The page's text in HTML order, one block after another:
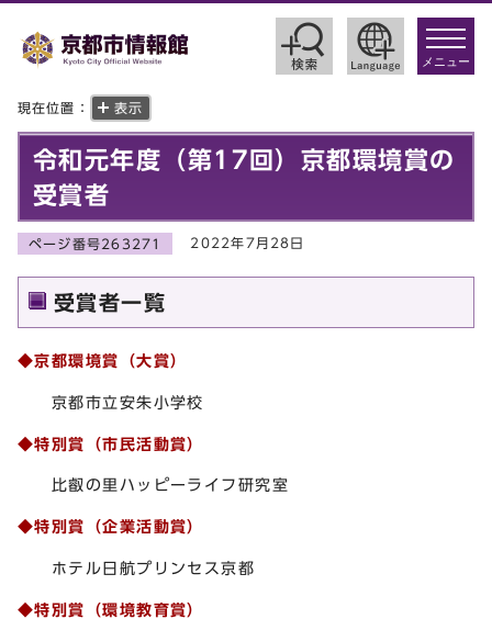
toggle
メニュー
現在位置： 表示
令和元年度（第17回）京都環境賞の
受賞者
ページ番号263271 2022年7月28日
受賞者一覧
◆京都環境賞（大賞）
京都市立安朱小学校
◆特別賞（市民活動賞）
比叡の里ハッピーライフ研究室
◆特別賞（企業活動賞）
ホテル日航プリンセス京都
◆特別賞（環境教育賞）